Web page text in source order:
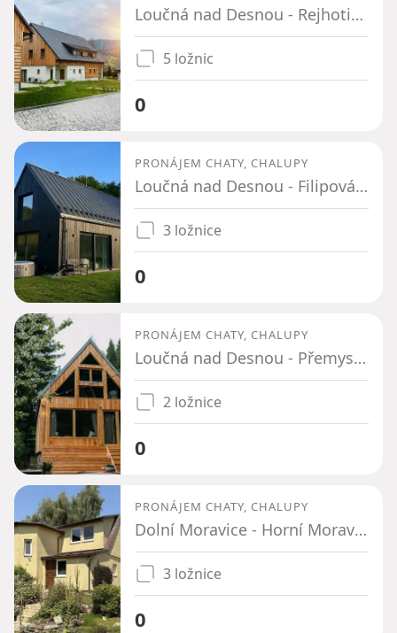
Loučná nad Desnou - Rejhotice, Olomoucký kraj
5 ložnic
0
PRONÁJEM CHATY, CHALUPY
Loučná nad Desnou - Filipová, Olomoucký kraj
3 ložnice
0
PRONÁJEM CHATY, CHALUPY
Loučná nad Desnou - Přemyslov, Olomoucký kraj
2 ložnice
0
PRONÁJEM CHATY, CHALUPY
Dolní Moravice - Horní Moravice, Moravskoslezský kraj
3 ložnice
0